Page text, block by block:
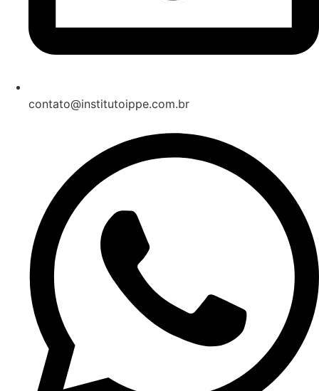
contato@institutoippe.com.br